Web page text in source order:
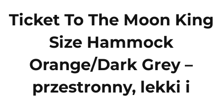
Ticket To The Moon King
Size Hammock
Orange/Dark Grey –
przestronny, lekki i